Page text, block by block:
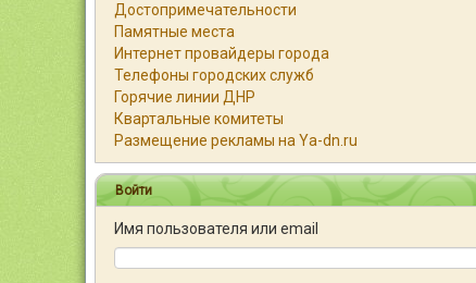
Достопримечательности
Памятные места
Интернет провайдеры города
Телефоны городских служб
Горячие линии ДНР
Квартальные комитеты
Размещение рекламы на Ya-dn.ru
Войти
Имя пользователя или email